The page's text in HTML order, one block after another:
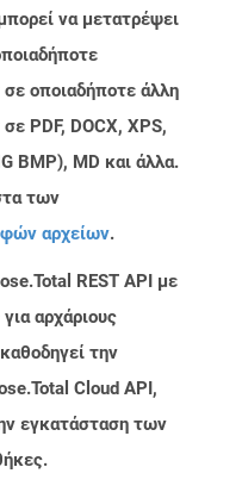
να μετατρέψει
οποιαδήποτε άλλη
PDF, DOCX, XPS,
BMP), MD και άλλα.
των
αρχείων.
REST API με
αρχάριους
την
Cloud API,
εγκατάσταση των